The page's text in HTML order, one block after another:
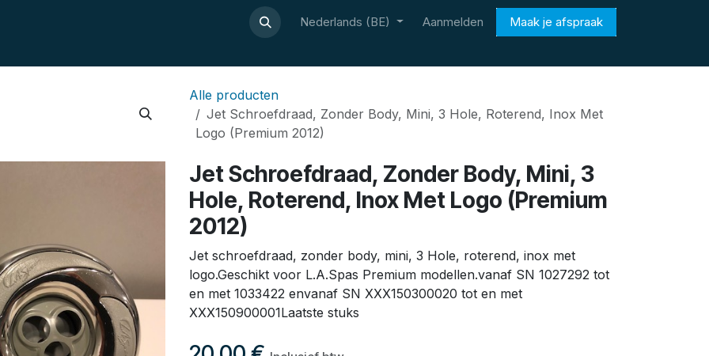
Contact Nederlands (BE) Aanmelden Maak je afspraak
Alle producten
Jet Schroefdraad, Zonder Body, Mini, 3 Hole, Roterend, Inox Met
Logo (Premium 2012)
Jet Schroefdraad, Zonder Body, Mini, 3
Hole, Roterend, Inox Met Logo (Premium
2012)
Jet schroefdraad, zonder body, mini, 3 Hole, roterend, inox met
logo.Geschikt voor L.A.Spas Premium modellen.vanaf SN 1027292 tot
en met 1033422 envanaf SN XXX150300020 tot en met
XXX150900001Laatste stuks